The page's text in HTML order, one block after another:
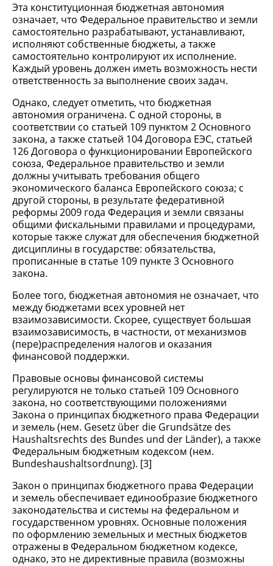
Эта конституционная бюджетная автономия
означает, что Федеральное правительство и земли
самостоятельно разрабатывают, устанавливают,
исполняют собственные бюджеты, а также
самостоятельно контролируют их исполнение.
Каждый уровень должен иметь возможность нести
ответственность за выполнение своих задач.
Однако, следует отметить, что бюджетная
автономия ограничена. С одной стороны, в
соответствии со статьей 109 пунктом 2 Основного
закона, а также статьей 104 Договора ЕЭС, статьей
126 Договора о функционировании Европейского
союза, Федеральное правительство и земли
должны учитывать требования общего
экономического баланса Европейского союза; с
другой стороны, в результате федеративной
реформы 2009 года Федерация и земли связаны
общими фискальными правилами и процедурами,
которые также служат для обеспечения бюджетной
дисциплины в государстве: обязательства,
прописанные в статье 109 пункте 3 Основного
закона.
Более того, бюджетная автономия не означает, что
между бюджетами всех уровней нет
взаимозависимости. Скорее, существует большая
взаимозависимость, в частности, от механизмов
(пере)распределения налогов и оказания
финансовой поддержки.
Правовые основы финансовой системы
регулируются не только статьей 109 Основного
закона, но соответствующими положениями
Закона о принципах бюджетного права Федерации
и земель (нем. Gesetz über die Grundsätze des
Haushaltsrechts des Bundes und der Länder), а также
Федеральным бюджетным кодексом (нем.
Bundeshaushaltsordnung). [3]
Закон о принципах бюджетного права Федерации
и земель обеспечивает единообразие бюджетного
законодательства и системы на федеральном и
государственном уровнях. Основные положения
по оформлению земельных и местных бюджетов
отражены в Федеральном бюджетном кодексе,
однако, это не директивные правила (возможны